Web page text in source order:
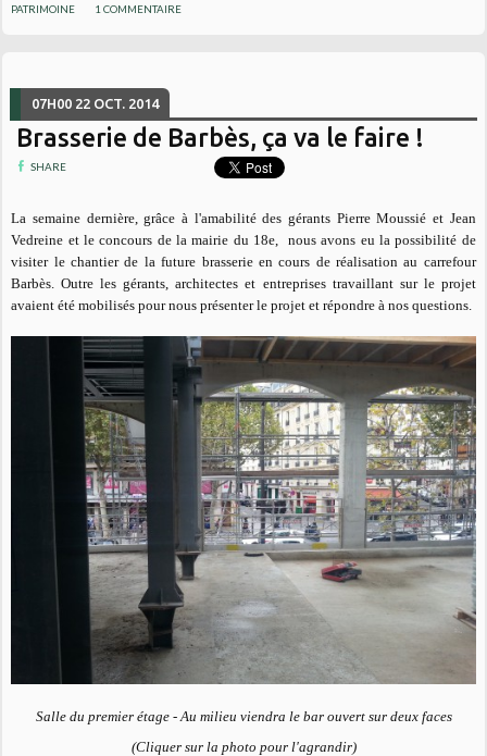
PATRIMOINE
1 COMMENTAIRE
07H00 22 OCT. 2014
Brasserie de Barbès, ça va le faire !
SHARE
La semaine dernière, grâce à l'amabilité des gérants Pierre Moussié et Jean
Vedreine et le concours de la mairie du 18e, nous avons eu la possibilité de
visiter le chantier de la future brasserie en cours de réalisation au carrefour
Barbès. Outre les gérants, architectes et entreprises travaillant sur le projet
avaient été mobilisés pour nous présenter le projet et répondre à nos questions.
Salle du premier étage - Au milieu viendra le bar ouvert sur deux faces
(Cliquer sur la photo pour l'agrandir)